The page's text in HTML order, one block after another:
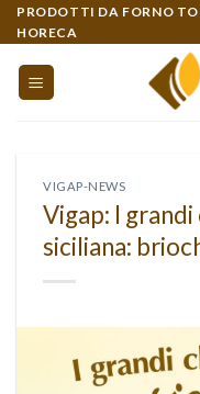
Skip
to
content
PRODOTTI DA FORNO
HORECA
VIGAP-NEWS
Vigap: I
siciliana: